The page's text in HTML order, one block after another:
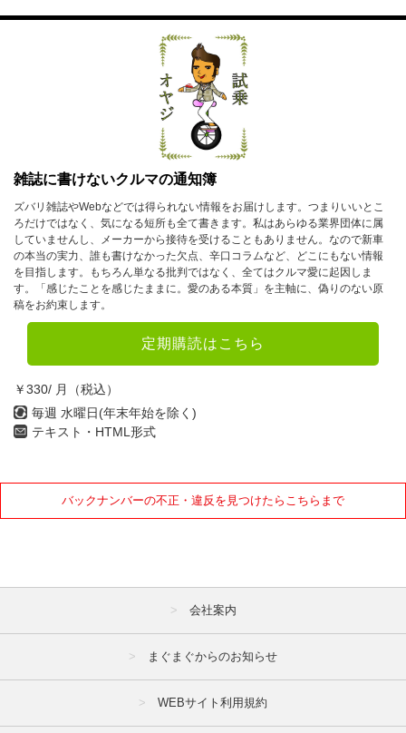
雑誌に書けないクルマの通知簿
ズバリ雑誌やWebなどでは得られない情報をお届けします。つまりいいとこ
ろだけではなく、気になる短所も全て書きます。私はあらゆる業界団体に属
していませんし、メーカーから接待を受けることもありません。なので新車
の本当の実力、誰も書けなかった欠点、辛口コラムなど、どこにもない情報
を目指します。もちろん単なる批判ではなく、全てはクルマ愛に起因しま
す。「感じたことを感じたままに。愛のある本質」を主軸に、偽りのない原
稿をお約束します。
定期購読はこちら
￥330/ 月（税込）
毎週 水曜日(年末年始を除く)
テキスト・HTML形式
バックナンバーの不正・違反を見つけたらこちらまで
会社案内
まぐまぐからのお知らせ
WEBサイト利用規約